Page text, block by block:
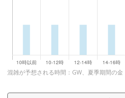
混雑が予想される時間：GW、夏季期間の